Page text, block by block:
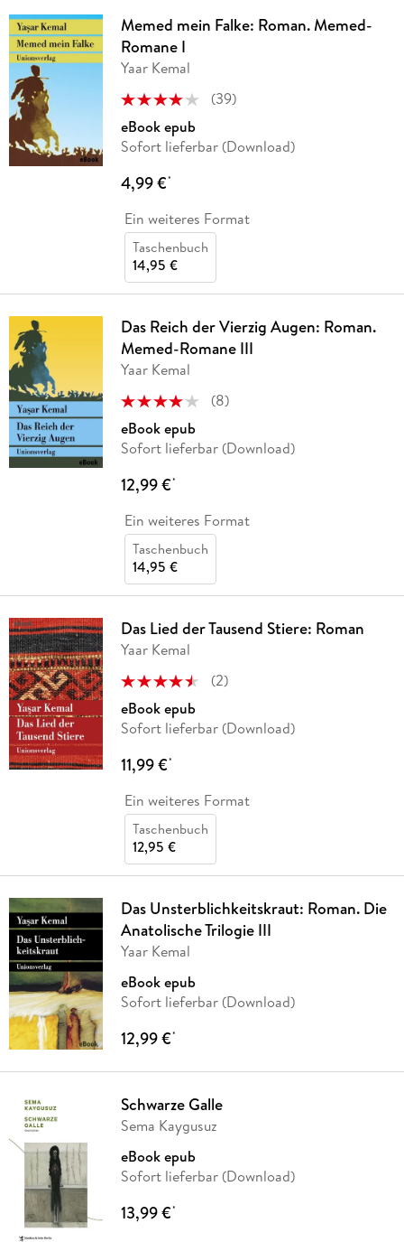
Memed mein Falke: Roman. Memed-
Romane I
Yaar Kemal
(39)
eBook epub
Sofort lieferbar (Download)
4,99 €*
Ein weiteres Format
Taschenbuch
14,95 €
Das Reich der Vierzig Augen: Roman.
Memed-Romane III
Yaar Kemal
(8)
eBook epub
Sofort lieferbar (Download)
12,99 €*
Ein weiteres Format
Taschenbuch
14,95 €
Das Lied der Tausend Stiere: Roman
Yaar Kemal
(2)
eBook epub
Sofort lieferbar (Download)
11,99 €*
Ein weiteres Format
Taschenbuch
12,95 €
Das Unsterblichkeitskraut: Roman. Die
Anatolische Trilogie III
Yaar Kemal
eBook epub
Sofort lieferbar (Download)
12,99 €*
Schwarze Galle
Sema Kaygusuz
eBook epub
Sofort lieferbar (Download)
13,99 €*